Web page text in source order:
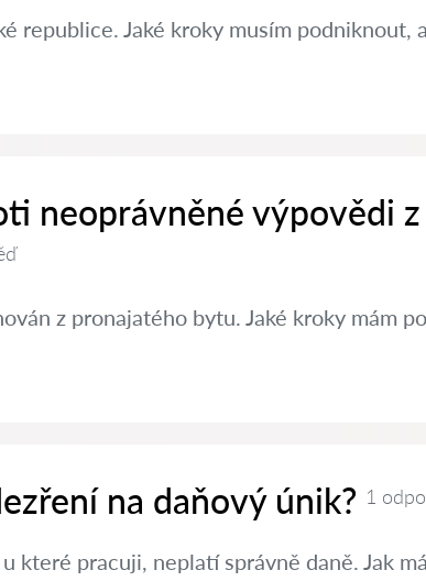
republice. Jaké kroky musím podniknout,
neoprávněné výpovědi z
z pronajatého bytu. Jaké kroky mám
na daňový únik? 1
které pracuji, neplatí správně daně. Jak